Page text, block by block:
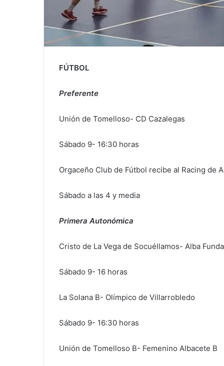
FÚTBOL
Preferente
Unión de Tomelloso- CD Cazalegas
Sábado 9- 16:30 horas
Orgaceño Club de Fútbol recibe al Racing de
Sábado a las 4 y media
Primera Autonómica
Cristo de La Vega de Socuéllamos- Alba
Sábado 9- 16 horas
La Solana B- Olímpico de Villarrobledo
Sábado 9- 16:30 horas
Unión de Tomelloso B- Femenino Albacete B